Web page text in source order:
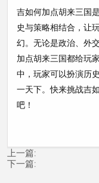
吉如何加点胡来三国
史与策略相结合，让
幻。无论是政治、外
加点胡来三国都给玩
中，玩家可以扮演历
一天下。快来挑战吉
吧！
上一篇:
下一篇: